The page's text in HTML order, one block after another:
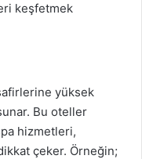
keşfetmek
yüksek
Bu oteller
hizmetleri,
çeker. Örneğin;